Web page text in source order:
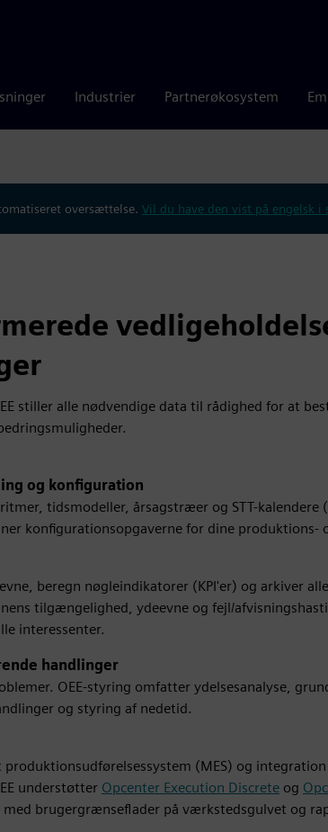
Industrier Partnerøkosystem
oversættelse. Vil du have den vist på engelsk i
stiller alle nødvendige data til rådighed for at
og konfiguration
tidsmodeller, årsagstræer og STT-kalendere
konfigurationsopgaverne for dine produktions-
beregn nøgleindikatorer (KPI'er) og arkiver
tilgængelighed, ydeevne og fejl/
interessenter.
handlinger
OEE-styring omfatter ydelsesanalyse,
og styring af nedetid.
(MES) og
understøtter Opcenter Execution Discrete og
brugergrænseflader på værkstedsgulvet og